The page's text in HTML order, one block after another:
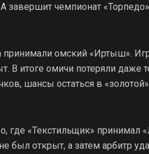
завершит чемпионат
принимали омский «Иртыш».
В итоге омичи потеряли даже
шансы остаться в
где «Текстильщик» принимал
был открыт, а затем арбитр